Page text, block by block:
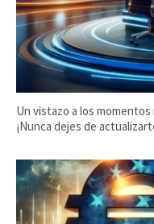
Un vistazo a los
¡Nunca dejes de